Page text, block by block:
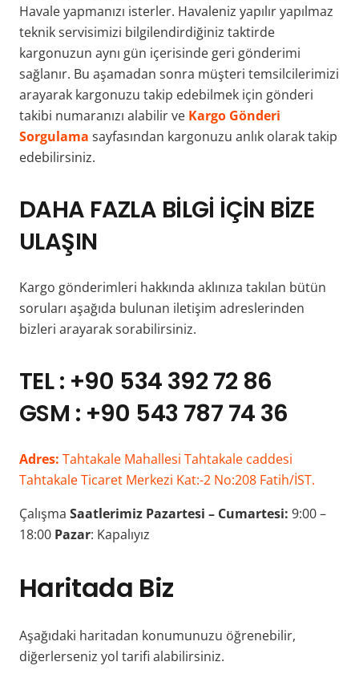
Havale yapmanızı isterler. Havaleniz yapılır yapılmaz
teknik servisimizi bilgilendirdiğiniz taktirde
kargonuzun aynı gün içerisinde geri gönderimi
sağlanır. Bu aşamadan sonra müşteri temsilcilerimizi
arayarak kargonuzu takip edebilmek için gönderi
takibi numaranızı alabilir ve Kargo Gönderi
Sorgulama sayfasından kargonuzu anlık olarak takip
edebilirsiniz.
DAHA FAZLA BİLGİ İÇİN BİZE
ULAŞIN
Kargo gönderimleri hakkında aklınıza takılan bütün
soruları aşağıda bulunan iletişim adreslerinden
bizleri arayarak sorabilirsiniz.
TEL : +90 534 392 72 86
GSM : +90 543 787 74 36
Adres: Tahtakale Mahallesi Tahtakale caddesi
Tahtakale Ticaret Merkezi Kat:-2 No:208 Fatih/İST.
Çalışma Saatlerimiz Pazartesi – Cumartesi: 9:00 –
18:00 Pazar: Kapalıyız
Haritada Biz
Aşağıdaki haritadan konumunuzu öğrenebilir,
diğerlerseniz yol tarifi alabilirsiniz.